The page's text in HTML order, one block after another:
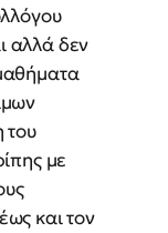
αλλά δεν
του
με
και τον